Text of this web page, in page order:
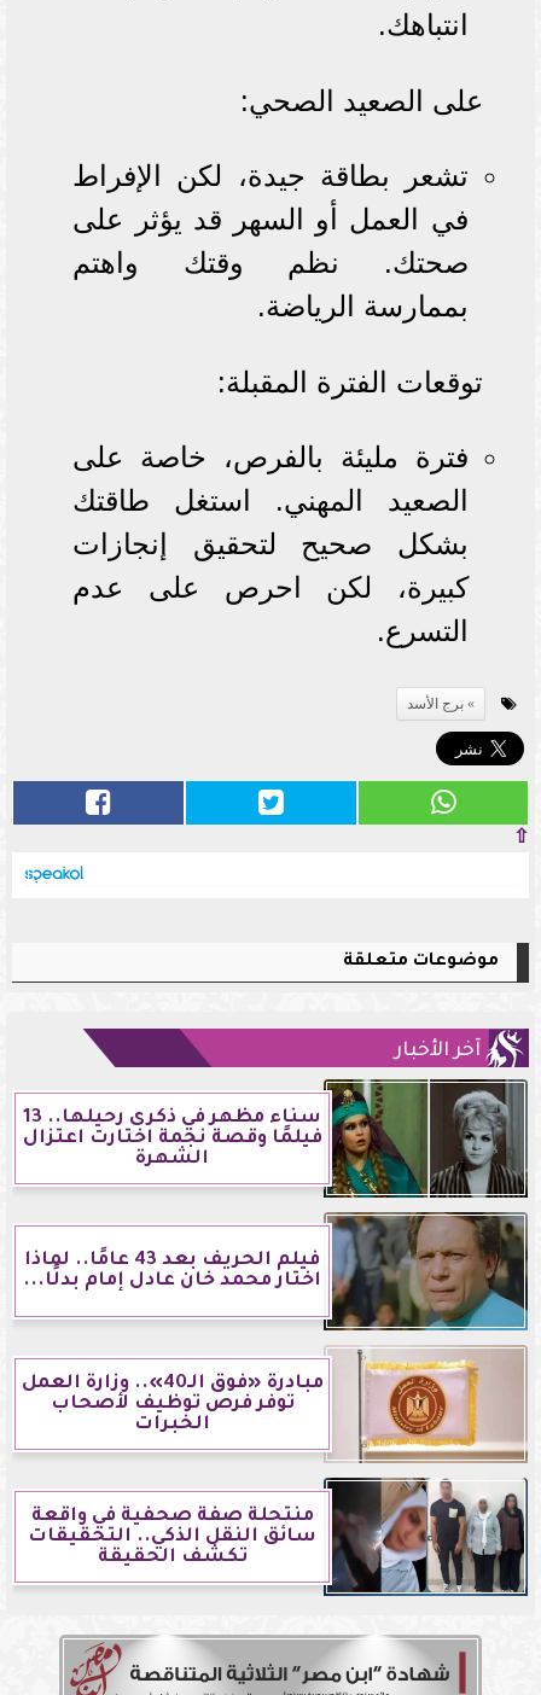
انتباهك.
على الصعيد الصحي:
تشعر بطاقة جيدة، لكن الإفراط
في العمل أو السهر قد يؤثر على
صحتك. نظم وقتك واهتم
بممارسة الرياضة.
توقعات الفترة المقبلة:
فترة مليئة بالفرص، خاصة على
الصعيد المهني. استغل طاقتك
بشكل صحيح لتحقيق إنجازات
كبيرة، لكن احرص على عدم
التسرع.
برج الأسد
⇧
موضوعات متعلقة
آخر الأخبار
سناء مظهر في ذكرى رحيلها.. 13
فيلمًا وقصة نجمة اختارت اعتزال
الشهرة
فيلم الحريف بعد 43 عامًا.. لماذا
اختار محمد خان عادل إمام بدلًا...
مبادرة «فوق الـ40».. وزارة العمل
توفر فرص توظيف لأصحاب
الخبرات
منتحلة صفة صحفية في واقعة
سائق النقل الذكي.. التحقيقات
تكشف الحقيقة